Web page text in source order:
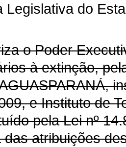
Legislativa do
o Poder
à extinção,
e Instituto de
pela Lei nº
atribuições